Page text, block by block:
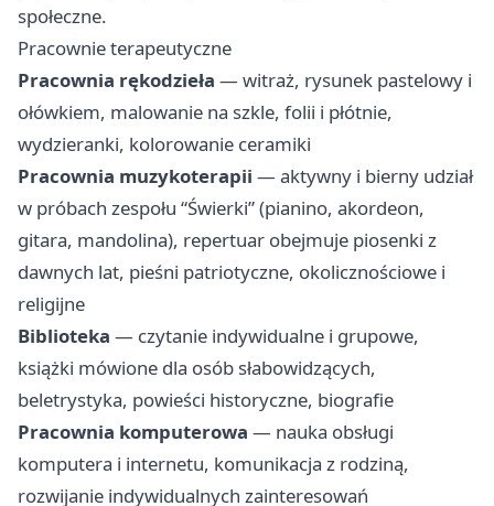
społeczne.
Pracownie terapeutyczne
Pracownia rękodzieła — witraż, rysunek pastelowy i
ołówkiem, malowanie na szkle, folii i płótnie,
wydzieranki, kolorowanie ceramiki
Pracownia muzykoterapii — aktywny i bierny udział
w próbach zespołu “Świerki” (pianino, akordeon,
gitara, mandolina), repertuar obejmuje piosenki z
dawnych lat, pieśni patriotyczne, okolicznościowe i
religijne
Biblioteka — czytanie indywidualne i grupowe,
książki mówione dla osób słabowidzących,
beletrystyka, powieści historyczne, biografie
Pracownia komputerowa — nauka obsługi
komputera i internetu, komunikacja z rodziną,
rozwijanie indywidualnych zainteresowań